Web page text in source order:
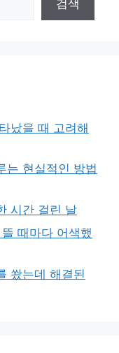
검색
났을 때 고려해
는 현실적인 방법
시간 걸린 날
때마다 어색했
쐈는데 해결된